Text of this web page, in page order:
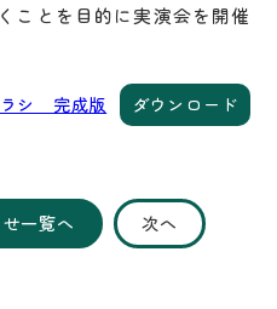
ことを目的に実演会を開催
シ 完成版 ダウンロード
一覧へ 次へ